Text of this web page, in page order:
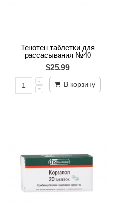
Тенотен таблетки для
рассасывания №40
$25.99
В корзину